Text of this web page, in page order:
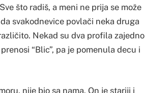
što radiš, a meni ne prija se može
svakodnevice povlači neka druga
Nekad su dva profila zajedno
“Blic”, pa je pomenula decu i
nije bio sa nama. On je stariji i